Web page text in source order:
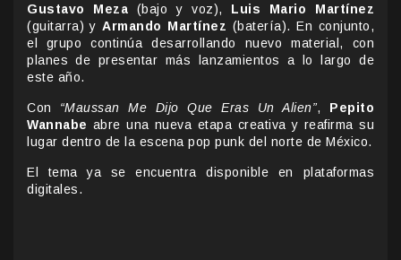
Gustavo Meza (bajo y voz), Luis Mario Martínez
(guitarra) yArmando Martínez (batería). En conjunto,
el grupo continúa desarrollando nuevo material, con
planes de presentar más lanzamientos a lo largo de
este año.
Con “Maussan Me Dijo Que Eras Un Alien”, Pepito
Wannabe abre una nueva etapa creativa y reafirma su
lugar dentro de la escena pop punk del norte de México.
El tema ya se encuentra disponible en plataformas
digitales.